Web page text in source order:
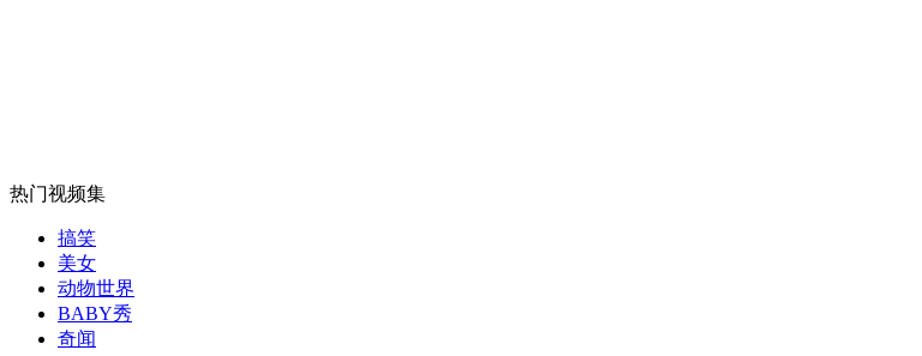
无痛分娩是否安全 医生回应
外交部：反对强权政治霸凌主义
热门视频集
搞笑
美女
动物世界
BABY秀
奇闻